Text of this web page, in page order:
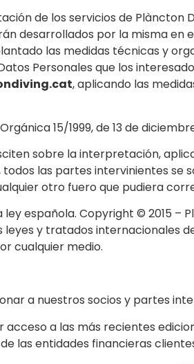
de los servicios de Plàncton
desarrollados por la misma en
las medidas técnicas y
Personales que los
, aplicando las
15/1999, de 13 de
sobre la interpretación,
las partes intervinientes se
otro fuero que pudiera
española. Copyright © 2015 –
y tratados internacionales
cualquier medio.
a nuestros socios y partes
a las más recientes
las entidades financieras